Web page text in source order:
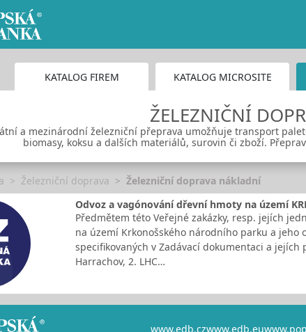
KATALOG FIREM KATALOG MICROSITE
ŽELEZNIČNÍ
a mezinárodní železniční přeprava umožňuje transport
biomasy, koksu a dalších materiálů, surovin či zboží.
Železniční doprava
Železniční doprava nákladní
Odvoz a vagónování dřevní hmoty na území
Předmětem této Veřejné zakázky, resp. jejích
na území Krkonošského národního parku a
specifikovaných v Zadávací dokumentaci a jejích
Harrachov, 2. LHC…
www.edb.czwww.edb.eu